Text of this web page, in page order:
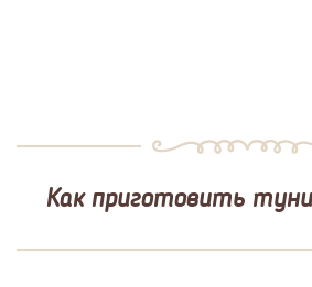
Как приготовить